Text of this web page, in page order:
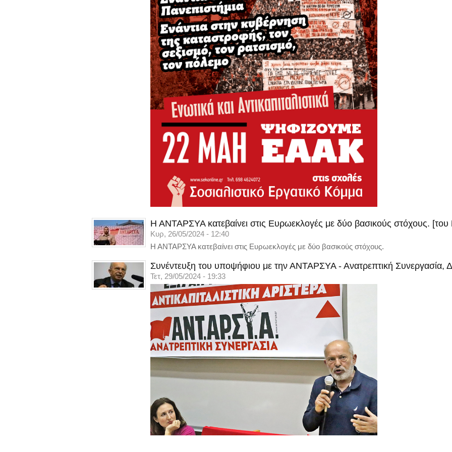
Η ΑΝΤΑΡΣΥΑ κατεβαίνει στις Ευρωεκλογές με δύο βασικούς στόχους.
Κυρ, 26/05/2024 - 12:40
Η ΑΝΤΑΡΣΥΑ κατεβαίνει στις Ευρωεκλογές με δύο βασικούς στόχους.
Συνέντευξη του υποψήφιου με την ΑΝΤΑΡΣΥΑ - Ανατρεπτική Συνεργασία,
Τετ, 29/05/2024 - 19:33